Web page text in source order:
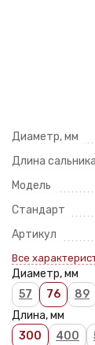
Диаметр, мм
Длина
Модель
Стандарт
Артикул
Все
Диаметр, мм
57
76 89
Длина, мм
300
400